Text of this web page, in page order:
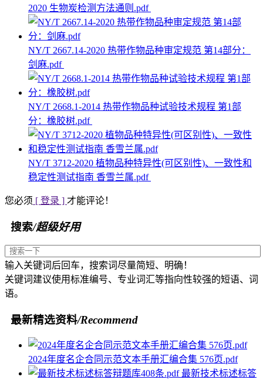
2020 生物炭检测方法通则.pdf
NY/T 2667.14-2020 热带作物品种审定规范 第14部分：
剑麻.pdf
NY/T 2668.1-2014 热带作物品种试验技术规程 第1部
分：橡胶树.pdf
NY/T 3712-2020 植物品种特异性(可区别性)、一致性和
稳定性测试指南 香雪兰属.pdf
您必须 [ 登录 ] 才能评论！
搜索/超级好用
输入关键词后回车，搜索词尽量简短、明确！
关键词建议使用标准编号、专业词汇等指向性较强的短语、词
语。
最新精选资料/Recommend
2024年度名企合同示范文本手册汇编合集 576页.pdf
最新技术标述标答